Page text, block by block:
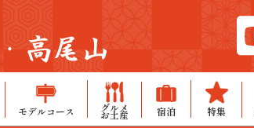
高尾山
モデルコース グルメ
お土産 宿泊 特集